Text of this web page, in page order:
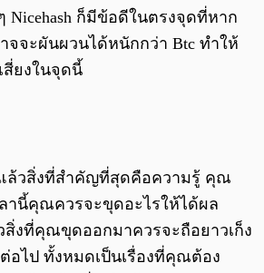
Nicehash ก็มีข้อดีในตรงจุดที่หาก
จะผันผวนได้หนักกว่า Btc ทำให้
ยงในจุดนี้
ล้วสิ่งที่สำคัญที่สุดคือความรู้ คุณ
านี้คุณควรจะขุดอะไรให้ได้ผล
งที่คุณขุดออกมาควรจะถือยาวเก็ง
อไป ทั้งหมดเป็นเรื่องที่คุณต้อง